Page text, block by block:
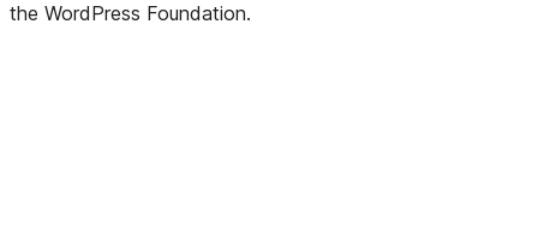
the WordPress Foundation.